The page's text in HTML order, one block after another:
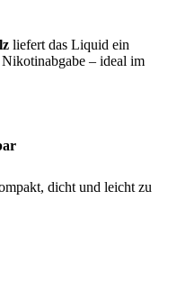
liefert das Liquid ein
– ideal im
dicht und leicht zu